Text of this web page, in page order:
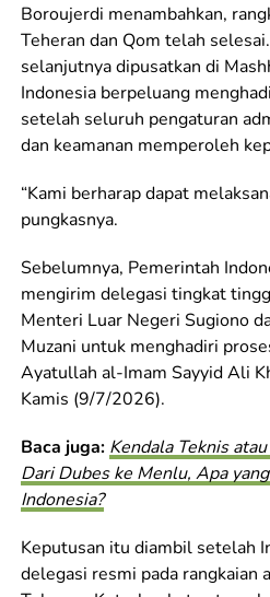
Boroujerdi menambahkan,
Teheran dan Qom telah
selanjutnya dipusatkan di
Indonesia berpeluang
setelah seluruh pengaturan
dan keamanan memperoleh
“Kami berharap dapat
pungkasnya.
Sebelumnya, Pemerintah
mengirim delegasi tingkat
Menteri Luar Negeri Sugiono
Muzani untuk menghadiri
Ayatullah al-Imam Sayyid Ali
Kamis (9/7/2026).
Baca juga: Kendala Teknis
Dari Dubes ke Menlu, Apa
Indonesia?
Keputusan itu diambil setelah
delegasi resmi pada rangkaian